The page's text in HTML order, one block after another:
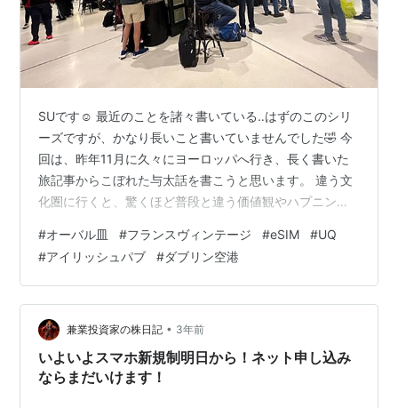
SUです☺️ 最近のことを諸々書いている‥はずのこのシリ
ーズですが、かなり長いこと書いていませんでした🤣 今
回は、昨年11月に久々にヨーロッパへ行き、長く書いた
旅記事からこぼれた与太話を書こうと思います。 違う文
化圏に行くと、驚くほど普段と違う価値観やハプニング
っくりショックな出来事も、すぎてみるとなんだかフワ
フワ楽しかった思い出になっていたり‥(二度と遇いたく
はないが😂) 日本のテレビや雑誌でよく知る外国のイメー
ジも、実際目にした時のダイナミックさは初めて見るも
のほど感動できたり‥ とにかく、私の人生になくてはな
らない海外旅行。 大体は旅…
#オーバル皿 #フランスヴィンテージ #eSIM #UQ
#アイリッシュパブ #ダブリン空港
兼業投資家の株日記 • 3年前
いよいよスマホ新規制明日から！ネット申し込み
ならまだいけます！